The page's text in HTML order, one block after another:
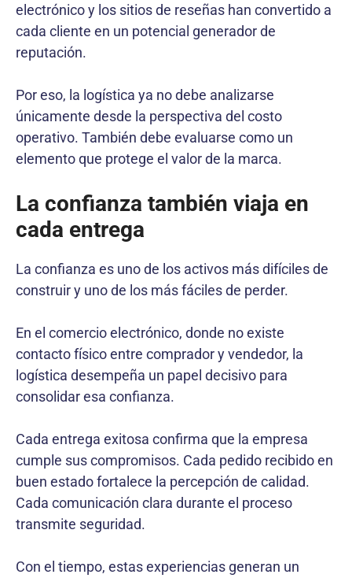
electrónico y los sitios de reseñas han convertido a
cada cliente en un potencial generador de
reputación.
Por eso, la logística ya no debe analizarse
únicamente desde la perspectiva del costo
operativo. También debe evaluarse como un
elemento que protege el valor de la marca.
La confianza también viaja en
cada entrega
La confianza es uno de los activos más difíciles de
construir y uno de los más fáciles de perder.
En el comercio electrónico, donde no existe
contacto físico entre comprador y vendedor, la
logística desempeña un papel decisivo para
consolidar esa confianza.
Cada entrega exitosa confirma que la empresa
cumple sus compromisos. Cada pedido recibido en
buen estado fortalece la percepción de calidad.
Cada comunicación clara durante el proceso
transmite seguridad.
Con el tiempo, estas experiencias generan un